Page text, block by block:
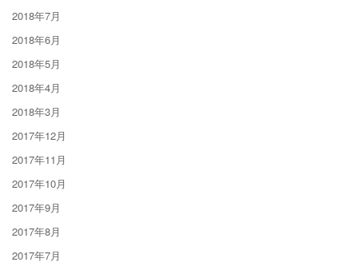
2018年7月
2018年6月
2018年5月
2018年4月
2018年3月
2017年12月
2017年11月
2017年10月
2017年9月
2017年8月
2017年7月